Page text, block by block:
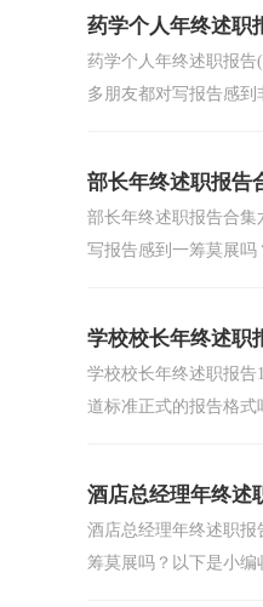
药学个人年终述职
药学个人年终述职报
多朋友都对写报告感
部长年终述职报告
部长年终述职报告合
写报告感到一筹莫展
学校校长年终述职
学校校长年终述职报
道标准正式的报告格
酒店总经理年终述
酒店总经理年终述职
筹莫展吗？以下是小